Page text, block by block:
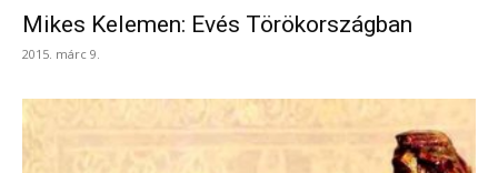
Mikes Kelemen: Evés Törökországban
2015. márc 9.